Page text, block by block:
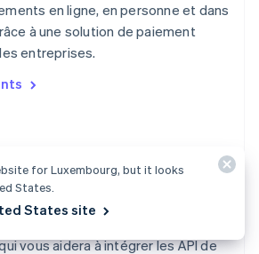
en ligne, en personne et dans
à une solution de paiement
entreprises.
vous aidera à intégrer les API de
for Luxembourg, but it looks
States.
States site